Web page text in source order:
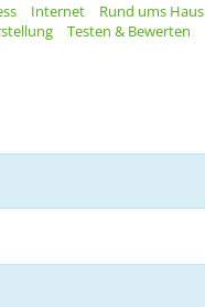
Internet Rund ums Haus
Testen & Bewerten